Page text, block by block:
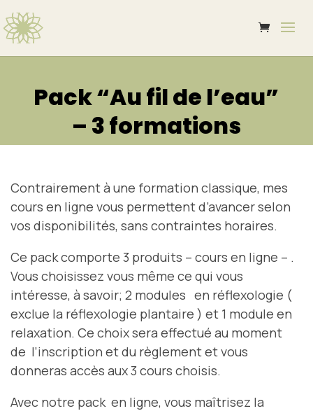
Pack “Au fil de l’eau”
– 3 formations
Contrairement à une formation classique, mes
cours en ligne vous permettent d’avancer selon
vos disponibilités, sans contraintes horaires.
Ce pack comporte 3 produits – cours en ligne – .
Vous choisissez vous même ce qui vous
intéresse, à savoir; 2 modules en réflexologie (
exclue la réflexologie plantaire ) et 1 module en
relaxation. Ce choix sera effectué au moment
de l’inscription et du règlement et vous
donneras accès aux 3 cours choisis.
Avec notre pack en ligne, vous maîtrisez la